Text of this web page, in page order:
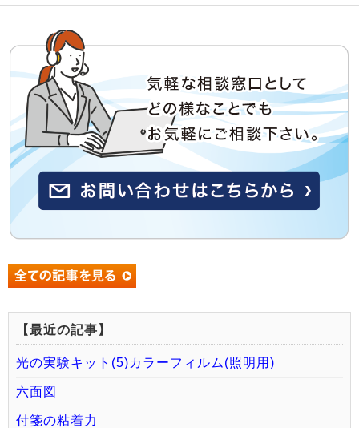
【最近の記事】
光の実験キット(5)カラーフィルム(照明用)
六面図
付箋の粘着力